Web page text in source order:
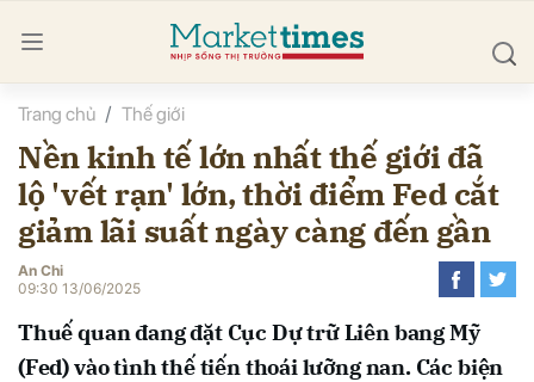
Trang chủ Thế giới
Nền kinh tế lớn nhất thế giới đã
lộ 'vết rạn' lớn, thời điểm Fed cắt
giảm lãi suất ngày càng đến gần
An Chi
09:30 13/06/2025
Thuế quan đang đặt Cục Dự trữ Liên bang Mỹ
(Fed) vào tình thế tiến thoái lưỡng nan. Các biện
luận
Hủy